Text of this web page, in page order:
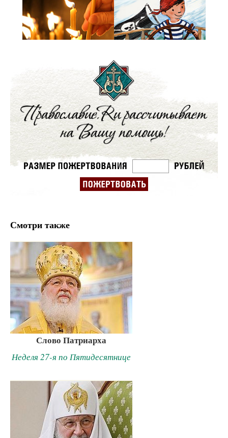
Смотри также
Слово Патриарха
Неделя 27-я по Пятидесятнице